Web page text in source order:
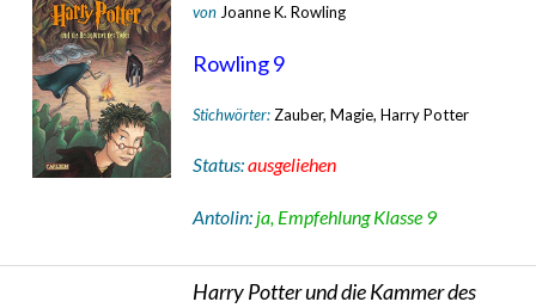
von Joanne K. Rowling
Rowling 9
Stichwörter: Zauber, Magie, Harry Potter
Status:ausgeliehen
Antolin: ja, Empfehlung Klasse 9
Harry Potter und die Kammer des